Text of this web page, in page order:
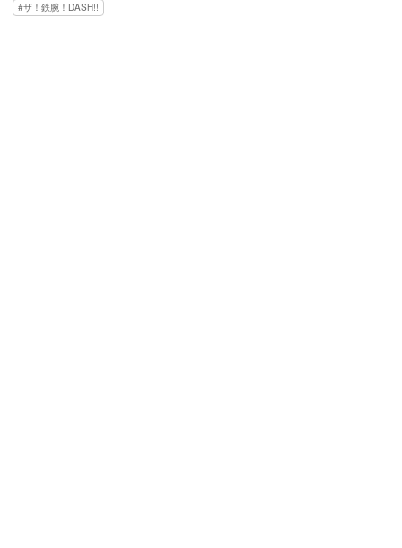
ザ！鉄腕！DASH!!